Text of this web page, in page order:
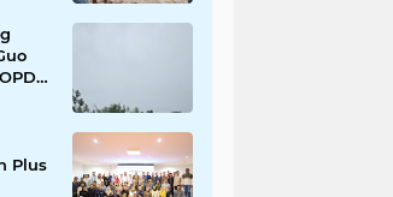
Plus